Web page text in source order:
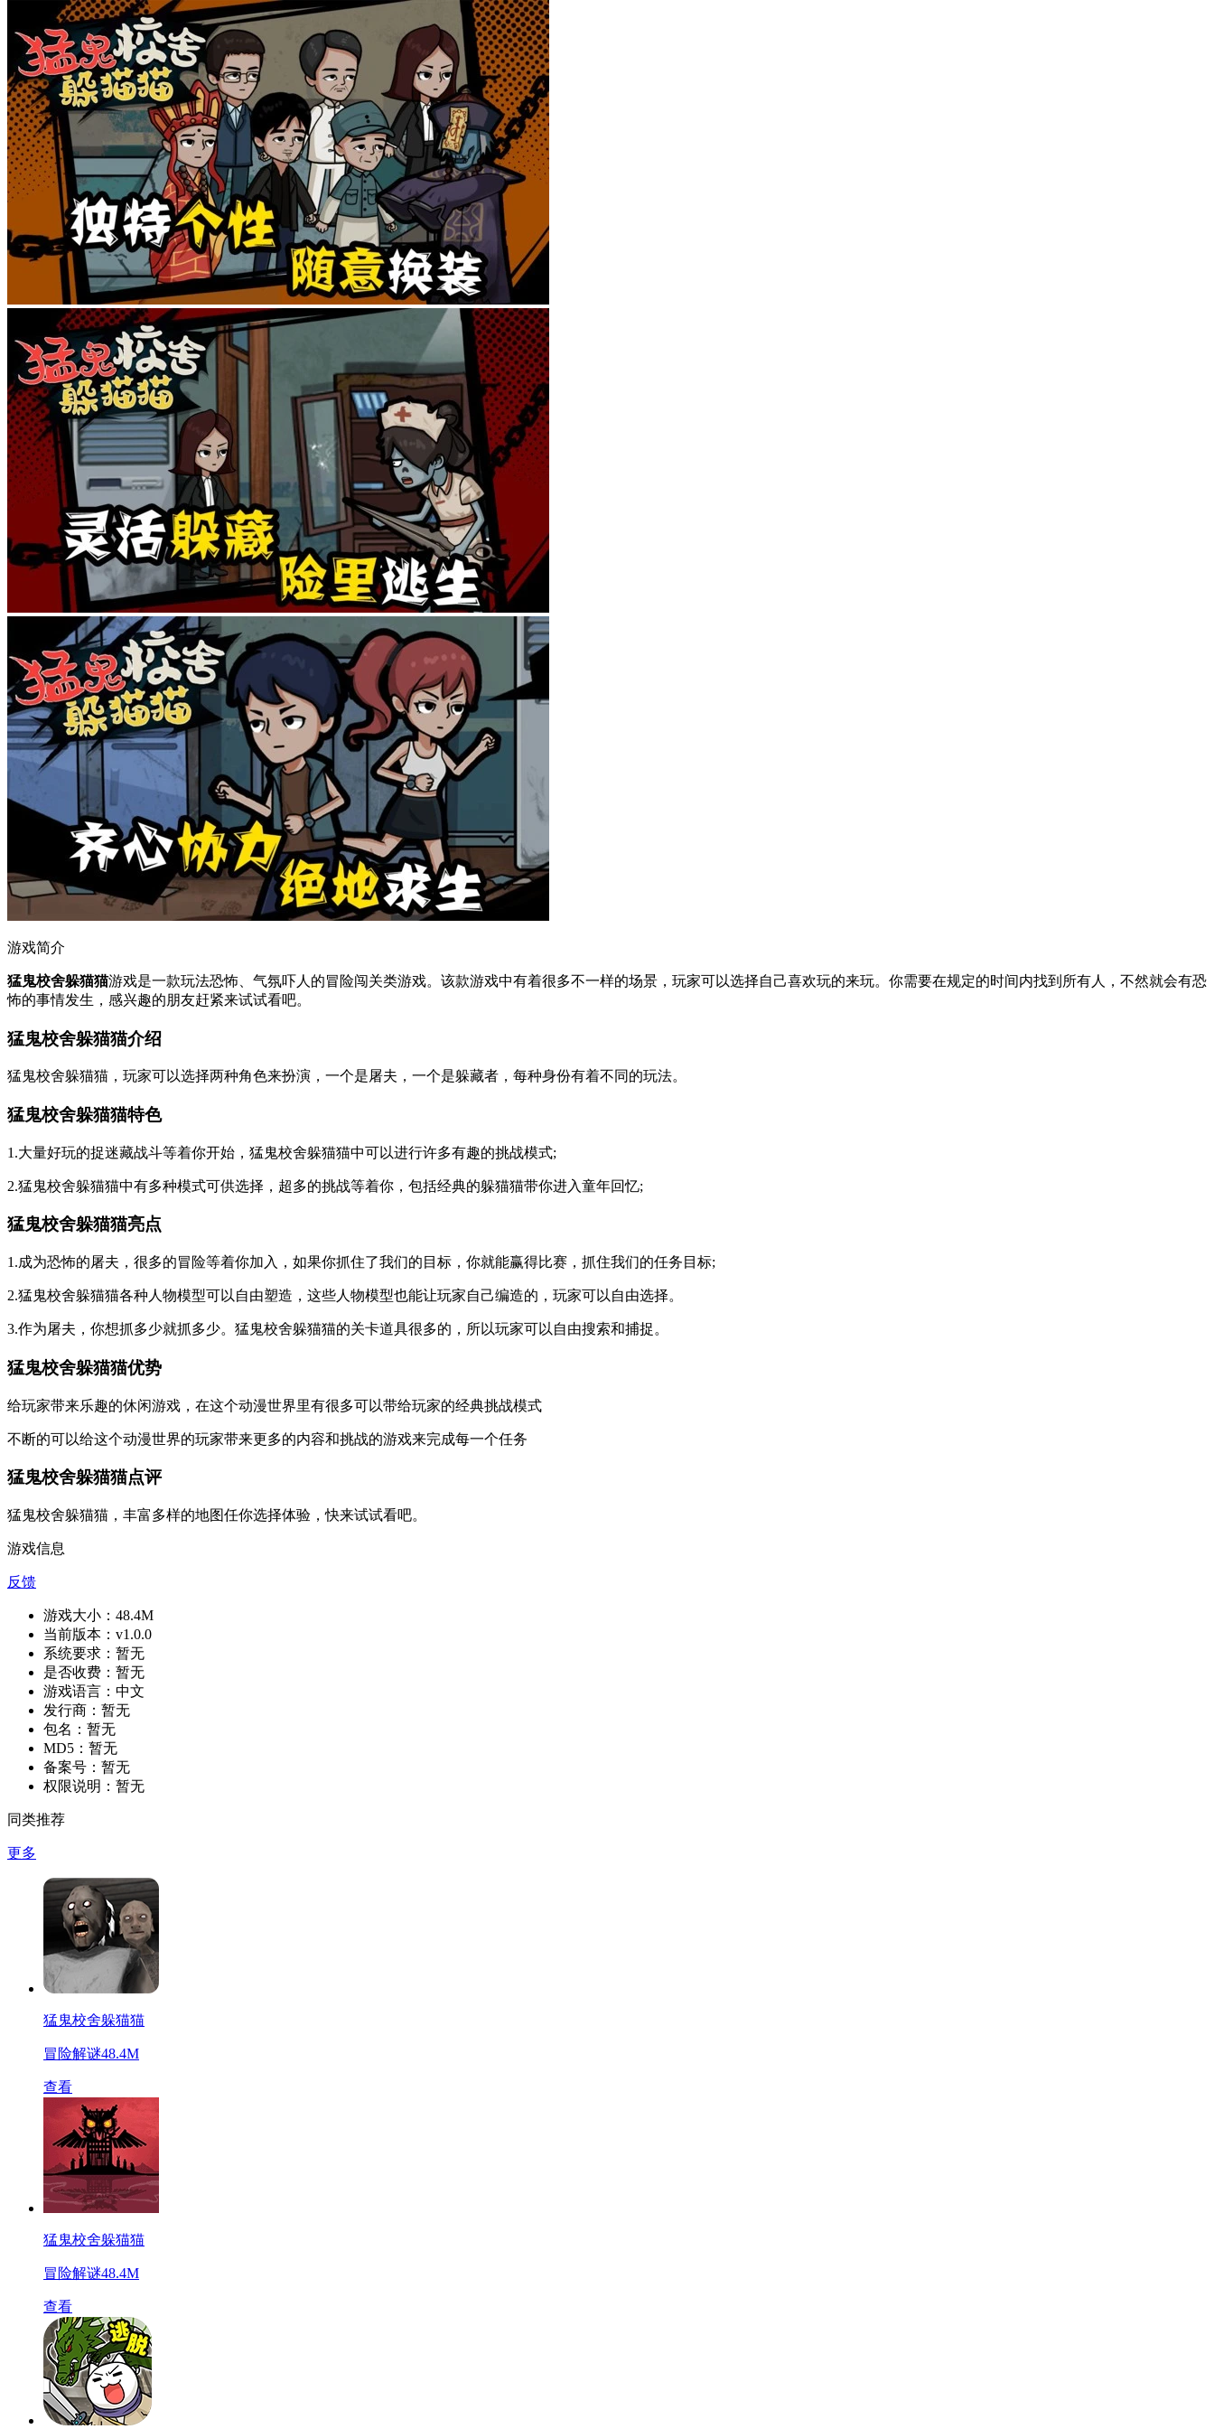
游戏简介
猛鬼校舍躲猫猫游戏是一款玩法恐怖、气氛吓人的冒险闯关类游戏。该款游戏中有着很多不一样的场景，玩家可以选择自己喜欢玩的来玩。你需要在规定的时间内找到所有人，不然就会有恐
怖的事情发生，感兴趣的朋友赶紧来试试看吧。
猛鬼校舍躲猫猫介绍
猛鬼校舍躲猫猫，玩家可以选择两种角色来扮演，一个是屠夫，一个是躲藏者，每种身份有着不同的玩法。
猛鬼校舍躲猫猫特色
1.大量好玩的捉迷藏战斗等着你开始，猛鬼校舍躲猫猫中可以进行许多有趣的挑战模式;
2.猛鬼校舍躲猫猫中有多种模式可供选择，超多的挑战等着你，包括经典的躲猫猫带你进入童年回忆;
猛鬼校舍躲猫猫亮点
1.成为恐怖的屠夫，很多的冒险等着你加入，如果你抓住了我们的目标，你就能赢得比赛，抓住我们的任务目标;
2.猛鬼校舍躲猫猫各种人物模型可以自由塑造，这些人物模型也能让玩家自己编造的，玩家可以自由选择。
3.作为屠夫，你想抓多少就抓多少。猛鬼校舍躲猫猫的关卡道具很多的，所以玩家可以自由搜索和捕捉。
猛鬼校舍躲猫猫优势
给玩家带来乐趣的休闲游戏，在这个动漫世界里有很多可以带给玩家的经典挑战模式
不断的可以给这个动漫世界的玩家带来更多的内容和挑战的游戏来完成每一个任务
猛鬼校舍躲猫猫点评
猛鬼校舍躲猫猫，丰富多样的地图任你选择体验，快来试试看吧。
游戏信息
反馈
游戏大小： 48.4M
当前版本： v1.0.0
系统要求： 暂无
是否收费： 暂无
游戏语言： 中文
发行商： 暂无
包名： 暂无
MD5： 暂无
备案号： 暂无
权限说明： 暂无
同类推荐
更多
猛鬼校舍躲猫猫
冒险解谜48.4M
查看
猛鬼校舍躲猫猫
冒险解谜48.4M
查看